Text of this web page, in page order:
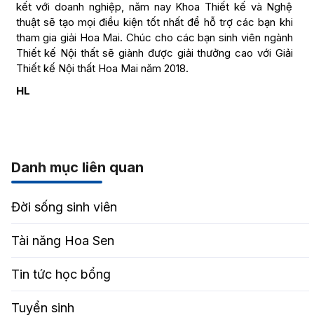
kết với doanh nghiệp, năm nay Khoa Thiết kế và Nghệ
thuật sẽ tạo mọi điều kiện tốt nhất để hỗ trợ các bạn khi
tham gia giải Hoa Mai. Chúc cho các bạn sinh viên ngành
Thiết kế Nội thất sẽ giành được giải thưởng cao với Giải
Thiết kế Nội thất Hoa Mai năm 2018.
HL
Danh mục liên quan
Đời sống sinh viên
Tài năng Hoa Sen
Tin tức học bổng
Tuyển sinh